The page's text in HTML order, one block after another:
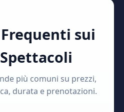
sui
più comuni su prezzi,
durata e prenotazioni.